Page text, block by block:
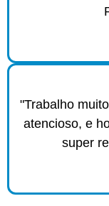
"Trabalho
atencioso, e
super